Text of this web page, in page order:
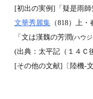
[初出の実例]「疑是雨師
文華秀麗集 （818）上
「文は漢魏の芳潤(ハウ
(出典：太平記（１４Ｃ
[その他の文献]〔陸機‐文